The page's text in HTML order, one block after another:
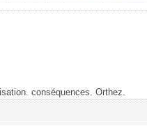
conséquences. Orthez.